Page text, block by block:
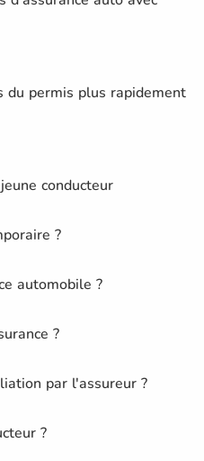
du permis plus rapidement
conducteur
?
automobile ?
?
par l'assureur ?
?